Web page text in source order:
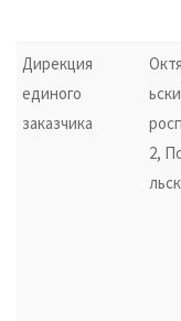
Дирекция
единого
заказчика
2,
льск